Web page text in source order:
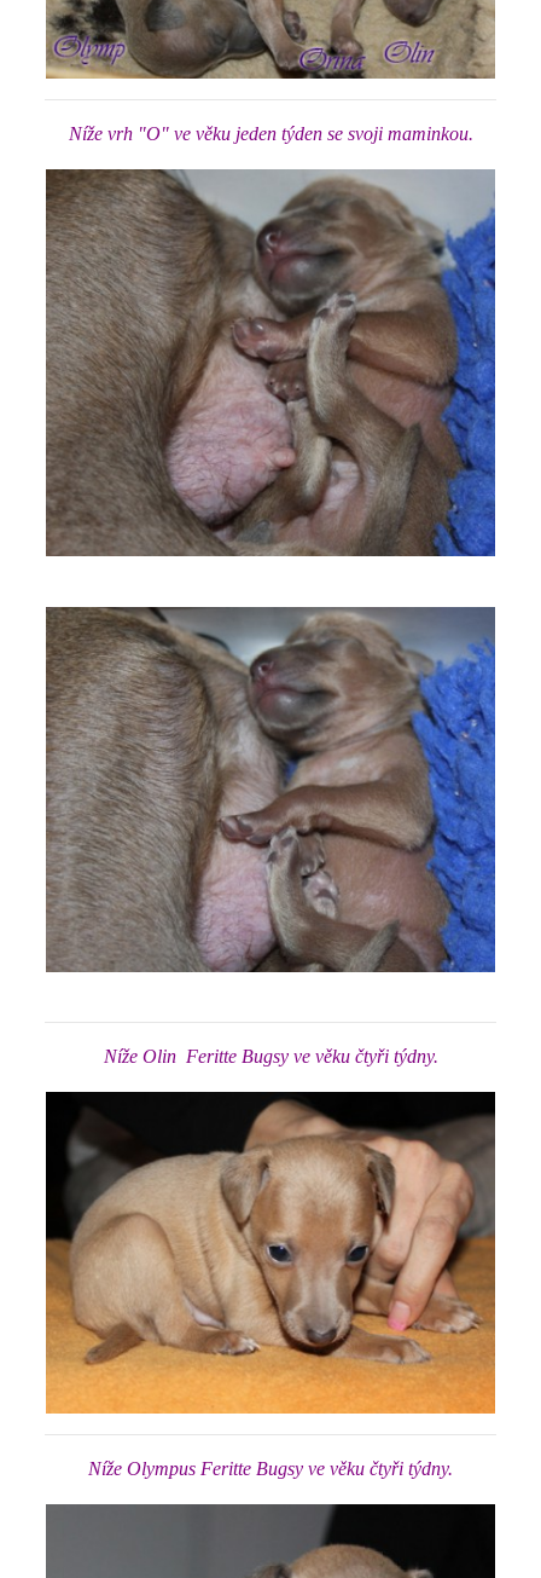
Níže vrh "O" ve věku jeden týden se svoji maminkou.
Níže Olin Feritte Bugsy ve věku čtyři týdny.
Níže Olympus Feritte Bugsy ve věku čtyři týdny.